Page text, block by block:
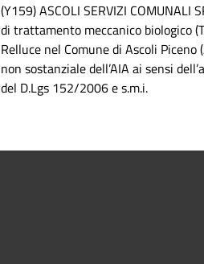
(Y159) ASCOLI SERVIZI COMUNALI
di trattamento meccanico biologico
Relluce nel Comune di Ascoli Piceno
non sostanziale dell’AIA ai sensi
del D.Lgs 152/2006 e s.m.i.